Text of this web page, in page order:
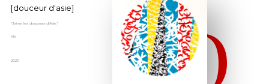
D
[douceur d'asie]
“J'aime les douceurs d'Asie.”
Mh
2020